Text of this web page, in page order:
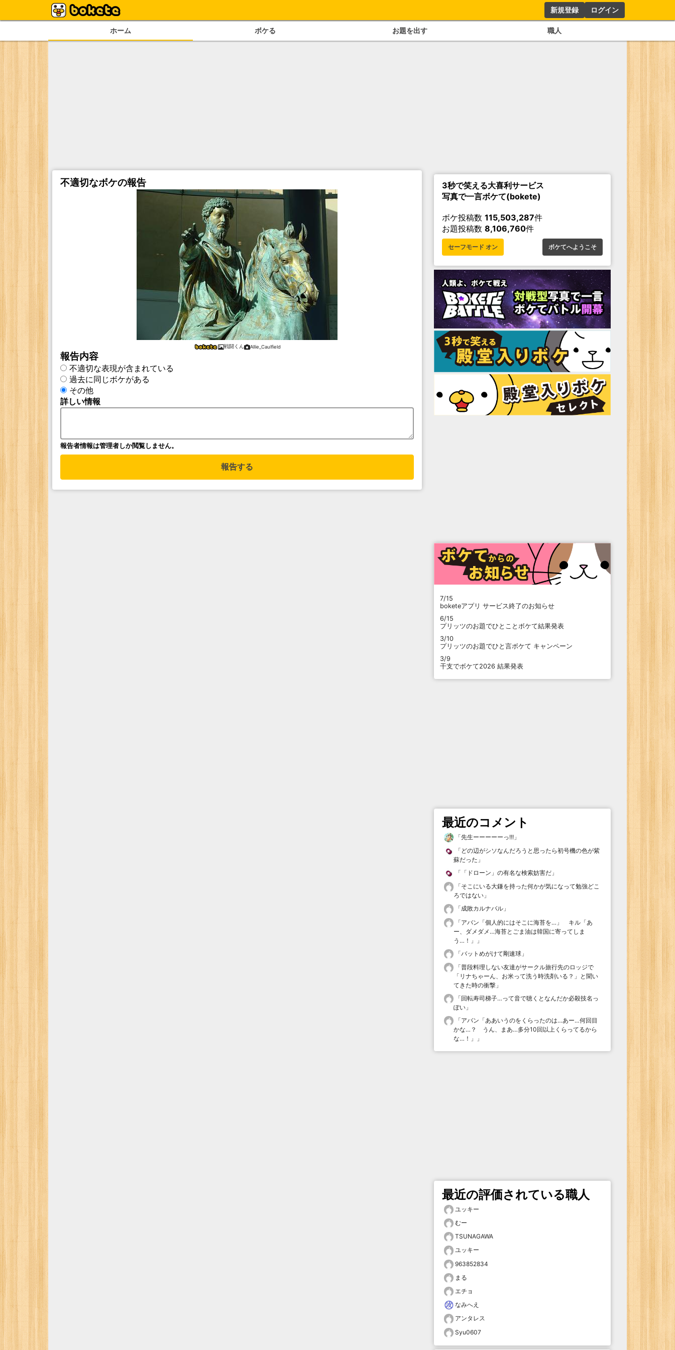
新規登録 ログイン
ホーム ボケる お題を出す 職人
不適切なボケの報告
戦闘くん Allie_Caulfield
報告内容
不適切な表現が含まれている
過去に同じボケがある
その他
詳しい情報
報告者情報は管理者しか閲覧しません。
報告する
3秒で笑える大喜利サービス
写真で一言ボケて(bokete)
ボケ投稿数 115,503,287件
お題投稿数 8,106,760件
セーフモード オン ボケてへようこそ
7/15
boketeアプリ サービス終了のお知らせ
6/15
プリッツのお題でひとことボケて結果発表
3/10
プリッツのお題でひと言ボケて キャンペーン
3/9
干支でボケて2026 結果発表
最近のコメント
「先生ーーーーーっ!!! 」
「 どの辺がシソなんだろうと思ったら初号機の色が紫
蘇だった 」
「 「ドローン」の有名な検索妨害だ 」
「そこにいる大鎌を持った何かが気になって勉強どこ
ろではない 」
「成敗カルナバル 」
「アバン「個人的にはそこに海苔を…」 キル「あ
ー、ダメダメ…海苔とごま油は韓国に寄ってしま
う…！」
」
「バットめがけて剛速球 」
「普段料理しない友達がサークル旅行先のロッジで
「リナちゃーん、お米って洗う時洗剤いる？」と聞い
てきた時の衝撃 」
「回転寿司梯子…って音で聴くとなんだか必殺技名っ
ぽい 」
「アバン「ああいうのをくらったのは…あー…何回目
かな…？ うん、まあ…多分10回以上くらってるから
な…！」
」
最近の評価されている職人
ユッキー
むー
TSUNAGAWA
ユッキー
963852834
まる
エチョ
なみへえ
アンタレス
Syu0607